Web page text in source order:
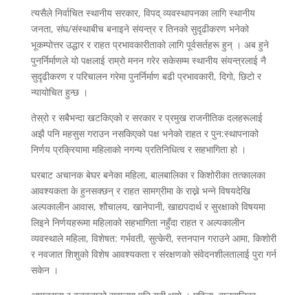
त्यसैले निर्वाचित स्थानीय सरकार, विपद् व्यवस्थापनका लागि स्थानीय
जनता, संघ/संस्थाबीच बनाइने संयन्त्र र तिनको सुदृढीकरण भनेको
भूकम्पोत्तर उद्धार र राहत प्रभावकारीताको लागि पूर्वसर्तहरू हुन् । अब हुने
पुनर्निर्माणले यो पक्षलाई राम्रो मनन गरेर सकेसम्म स्थानीय संयन्त्रलाई नै
सुदृढीकरण र परिचालन गरेमा पुनर्निर्माण बढी प्रभावकारी, दिगो, छिटो र
न्यायोचित हुन्छ ।
तेस्रो र सबैभन्दा खटकिएको र सरकार र प्रमुख राजनीतिक दलहरूलाई
अझै पनि महसुस गराउन नसकिएको पक्ष भनेको राहत र पुन:स्थापनाको
निर्णय प्रक्रियामा महिलाको नगन्य प्रतिनिधित्व र सहभागिता हो ।
घरबाट अचानक बेघर बनेका महिला, बालबालिका र किशोरीका तत्कालका
आवश्यकता के हुनसक्छन् र राहत सामग्रीमा के राख्ने भन्ने विषयदेखि
अल्पकालीन आवास, शौचालय, खानेपानी, खाद्यपदार्थ र सुरक्षाको विषयमा
लिइने निर्णयहरूमा महिलाको सहभागिता नहुँदा राहत र अल्पकालीन
व्यवस्थाले महिला, विशेषत: गर्भवती, सुत्केरी, स्तनपान गराउने आमा, किशोरी
र नवजात शिशुको विशेष आवश्यकता र संरक्षणको संवेदनशीलतालाई पुरा गर्न
सकेन ।